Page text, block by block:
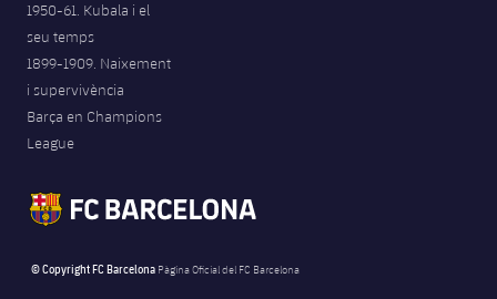
1950-61. Kubala i el
seu temps
1899-1909. Naixement
i supervivència
Barça en Champions
League
© Copyright FC Barcelona Pàgina Oficial del FC Barcelona